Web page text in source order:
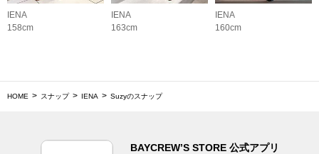
IENA
158cm
IENA
163cm
IENA
160cm
HOME スナップ IENA Suzyのスナップ
BAYCREW’S STORE 公式アプリ